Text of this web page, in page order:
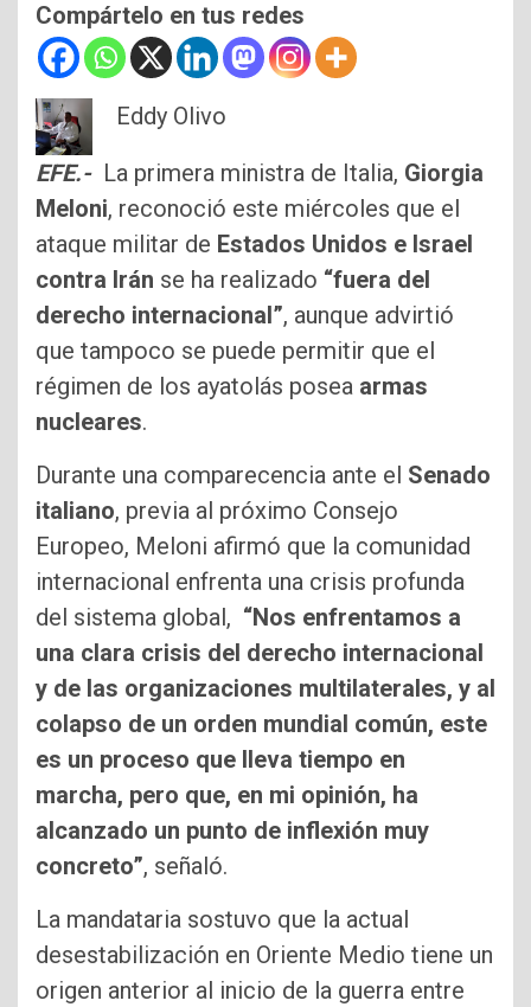
Compártelo en tus redes
Eddy Olivo
EFE.- La primera ministra de Italia, Giorgia
Meloni, reconoció este miércoles que el
ataque militar de Estados Unidos e Israel
contra Irán se ha realizado “fuera del
derecho internacional”, aunque advirtió
que tampoco se puede permitir que el
régimen de los ayatolás posea armas
nucleares.
Durante una comparecencia ante el Senado
italiano, previa al próximo Consejo
Europeo, Meloni afirmó que la comunidad
internacional enfrenta una crisis profunda
del sistema global, “Nos enfrentamos a
una clara crisis del derecho internacional
y de las organizaciones multilaterales, y al
colapso de un orden mundial común, este
es un proceso que lleva tiempo en
marcha, pero que, en mi opinión, ha
alcanzado un punto de inflexión muy
concreto”, señaló.
La mandataria sostuvo que la actual
desestabilización en Oriente Medio tiene un
origen anterior al inicio de la guerra entre